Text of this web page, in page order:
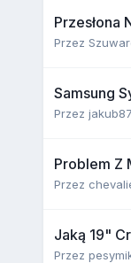
Przesłona
Przez
Samsung
Przez jakub87
Problem Z
Przez
Jaką 19"
Przez